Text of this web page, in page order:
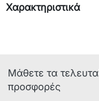
Χαρακτηριστικά
Μάθετε τα
προσφορές